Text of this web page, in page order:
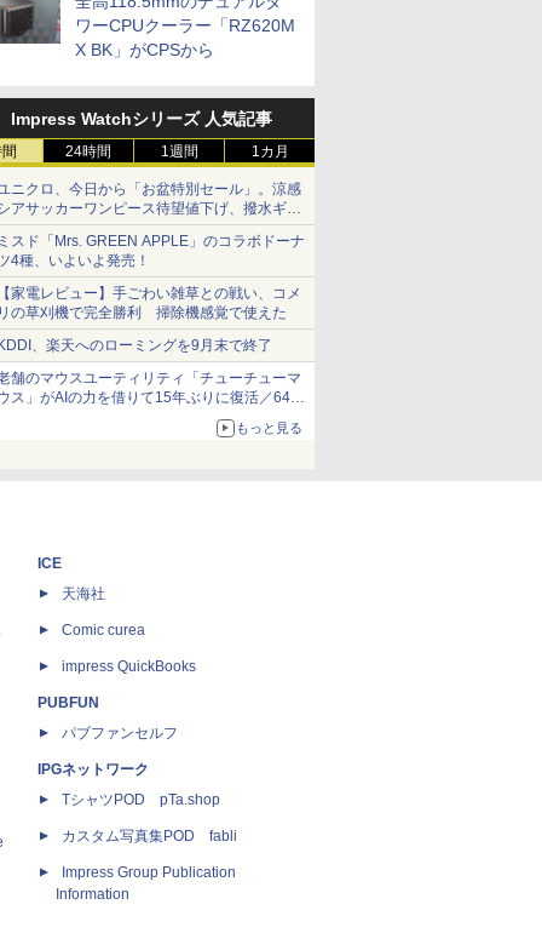
ワーCPUクーラー「RZ620M
X BK」がCPSから
Impress Watchシリーズ 人気記事
24時間 1週間 1カ月
ニクロ、今日から「お盆特別セール」。涼感
アサッカーワンピース待望値下げ、撥水ギア
ョーツは1990円に
スド「Mrs. GREEN APPLE」のコラボドーナ
4種、いよいよ発売！
家電レビュー】手ごわい雑草との戦い、コメ
の草刈機で完全勝利 掃除機感覚で使えた
、楽天へのローミングを9月末で終了
舗のマウスユーティリティ「チューチューマ
ス」がAIの力を借りて15年ぶりに復活／64bit
、Windows 10/11、「Chrome」も走り回
。復活記念で2026年末まで500円
もっと見る
ICE
天海社
Comic curea
impress QuickBooks
PUBFUN
パブファンセルフ
IPGネットワーク
TシャツPOD pTa.shop
カスタム写真集POD fabli
Impress Group Publication
Information